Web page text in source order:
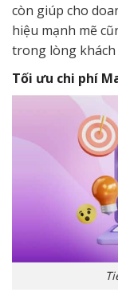
còn giúp cho
hiệu mạnh mẽ
trong lòng khách
Tối ưu chi phí